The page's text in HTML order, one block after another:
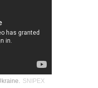
SNIPEX